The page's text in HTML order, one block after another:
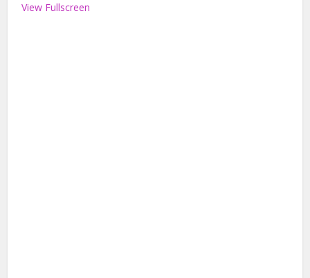
View Fullscreen